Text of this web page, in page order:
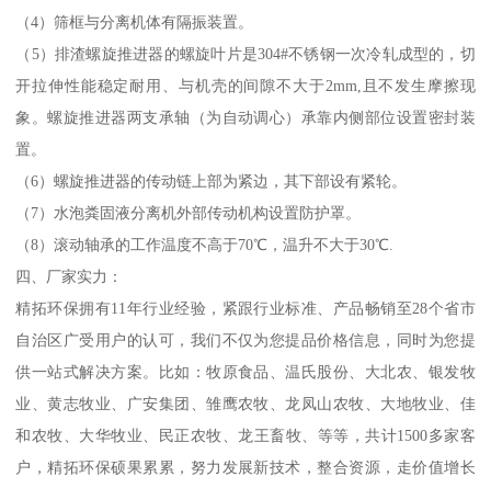
（4）筛框与分离机体有隔振装置。
（5）排渣螺旋推进器的螺旋叶片是304#不锈钢一次冷轧成型的，切
开拉伸性能稳定耐用、与机壳的间隙不大于2mm,且不发生摩擦现
象。螺旋推进器两支承轴（为自动调心）承靠内侧部位设置密封装
置。
（6）螺旋推进器的传动链上部为紧边，其下部设有紧轮。
（7）水泡粪固液分离机外部传动机构设置防护罩。
（8）滚动轴承的工作温度不高于70℃，温升不大于30℃.
四、厂家实力：
精拓环保拥有11年行业经验，紧跟行业标准、产品畅销至28个省市
自治区广受用户的认可，我们不仅为您提品价格信息，同时为您提
供一站式解决方案。比如：牧原食品、温氏股份、大北农、银发牧
业、黄志牧业、广安集团、雏鹰农牧、龙凤山农牧、大地牧业、佳
和农牧、大华牧业、民正农牧、龙王畜牧、等等，共计1500多家客
户，精拓环保硕果累累，努力发展新技术，整合资源，走价值增长